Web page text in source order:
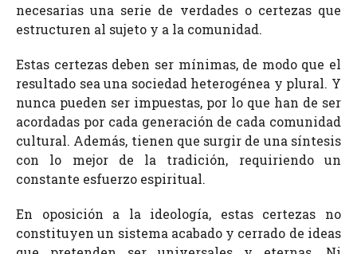
necesarias una serie de verdades o certezas que
estructuren al sujeto y a la comunidad.
Estas certezas deben ser mínimas, de modo que el
resultado sea una sociedad heterogénea y plural. Y
nunca pueden ser impuestas, por lo que han de ser
acordadas por cada generación de cada comunidad
cultural. Además, tienen que surgir de una síntesis
con lo mejor de la tradición, requiriendo un
constante esfuerzo espiritual.
En oposición a la ideología, estas certezas no
constituyen un sistema acabado y cerrado de ideas